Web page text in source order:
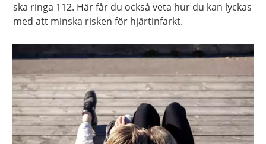
ska ringa 112. Här får du också veta hur du kan lyckas
med att minska risken för hjärtinfarkt.